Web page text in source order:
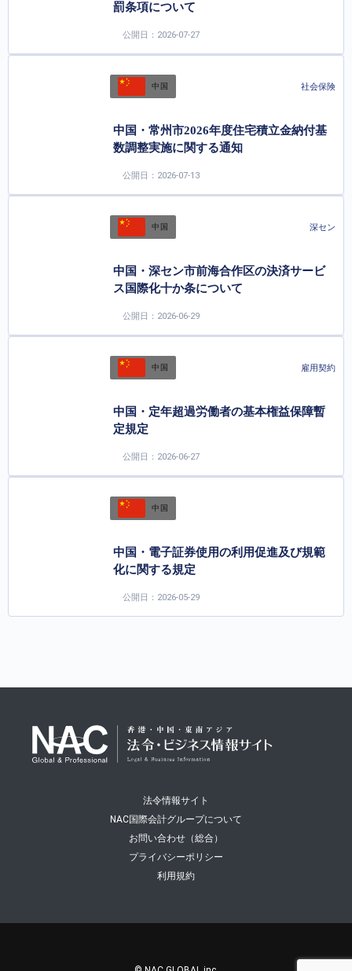
罰条項について
公開日：2026-07-27
中国 社会保険
中国・常州市2026年度住宅積立金納付基
数調整実施に関する通知
公開日：2026-07-13
中国 深セン
中国・深セン市前海合作区の決済サービ
ス国際化十か条について
公開日：2026-06-29
中国 雇用契約
中国・定年超過労働者の基本権益保障暫
定規定
公開日：2026-06-27
中国
中国・電子証券使用の利用促進及び規範
化に関する規定
公開日：2026-05-29
法令情報サイト
NAC国際会計グループについて
お問い合わせ（総合）
プライバシーポリシー
利用規約